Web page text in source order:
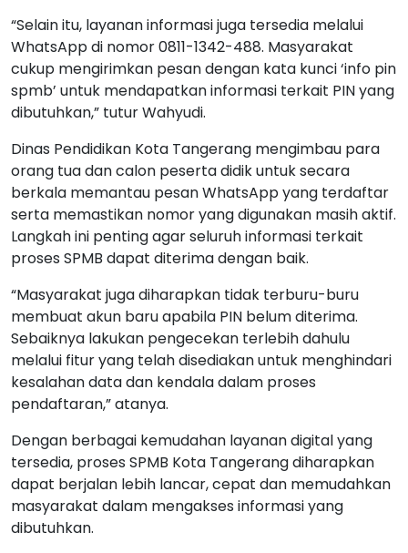
“Selain itu, layanan informasi juga tersedia melalui
WhatsApp di nomor 0811-1342-488. Masyarakat
cukup mengirimkan pesan dengan kata kunci ‘info pin
spmb’ untuk mendapatkan informasi terkait PIN yang
dibutuhkan,” tutur Wahyudi.
Dinas Pendidikan Kota Tangerang mengimbau para
orang tua dan calon peserta didik untuk secara
berkala memantau pesan WhatsApp yang terdaftar
serta memastikan nomor yang digunakan masih aktif.
Langkah ini penting agar seluruh informasi terkait
proses SPMB dapat diterima dengan baik.
“Masyarakat juga diharapkan tidak terburu-buru
membuat akun baru apabila PIN belum diterima.
Sebaiknya lakukan pengecekan terlebih dahulu
melalui fitur yang telah disediakan untuk menghindari
kesalahan data dan kendala dalam proses
pendaftaran,” atanya.
Dengan berbagai kemudahan layanan digital yang
tersedia, proses SPMB Kota Tangerang diharapkan
dapat berjalan lebih lancar, cepat dan memudahkan
masyarakat dalam mengakses informasi yang
dibutuhkan.